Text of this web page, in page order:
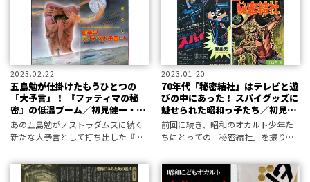
2023.02.22
五島勉が仕掛けたもうひとつの
「大予言」！ 『ファティマの秘
密』の低温ブーム／初見健一・昭
和こどもオカルト回顧録
あの五島勉がノストラダムスに続く
新たな大予言として打ち出した『フ
当時のこどもにはいまいちピンとこ
なかった？
2023.01.20
70年代「秘密結社」はテレビと遊
びの中にあった！ スパイグッズに
魅せられた昭和っ子たち／初見健
一・昭和こどもオカルト回顧録
前回に続き、昭和のオカルト少年た
ちにとっての「秘密結社」を振り返
メージは、テレビ番組の中に息づい
ていた・